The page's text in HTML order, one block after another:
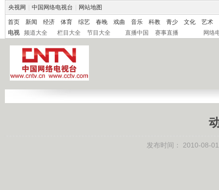
央视网 中国网络电视台 网站地图
首页 新闻 经济 体育 综艺 春晚 戏曲 音乐 科教 青少 文化
艺术
电视
频道大全 栏目大全 节目大全 直播中国 赛事直播 网络
发布时间： 2010-08-